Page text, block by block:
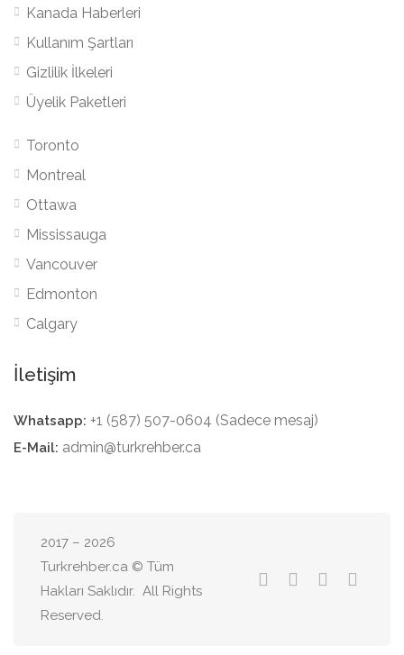
Kanada Haberleri
Kullanım Şartları
Gizlilik İlkeleri
Üyelik Paketleri
Toronto
Montreal
Ottawa
Mississauga
Vancouver
Edmonton
Calgary
İletişim
Whatsapp: +1 (587) 507-0604 (Sadece mesaj)
E-Mail: admin@turkrehber.ca
2017 – 2026
Turkrehber.ca © Tüm
Hakları Saklıdır. All Rights
Reserved.